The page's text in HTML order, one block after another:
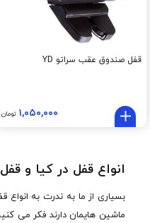
قفل صندوق عقب سراتو YD
۱,۰۵۰,۰۰۰ تومان
انواع قفل در کیا و
بسیاری از ما به ندرت به
ماشین هایمان دارند فکر می